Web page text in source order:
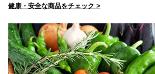
健康・安全な商品をチェック >